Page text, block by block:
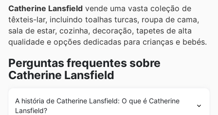
Catherine Lansfield vende uma vasta coleção de
têxteis-lar, incluindo toalhas turcas, roupa de cama,
sala de estar, cozinha, decoração, tapetes de alta
qualidade e opções dedicadas para crianças e bebés.
Perguntas frequentes sobre
Catherine Lansfield
A história de Catherine Lansfield: O que é Catherine
Lansfield?